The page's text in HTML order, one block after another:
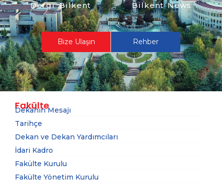
Dergi Bilkent Bilkent News
Bize Ulaşın Rehber
Fakülte
Dekanın Mesajı
Tarihçe
Dekan ve Dekan Yardımcıları
İdari Kadro
Fakülte Kurulu
Fakülte Yönetim Kurulu